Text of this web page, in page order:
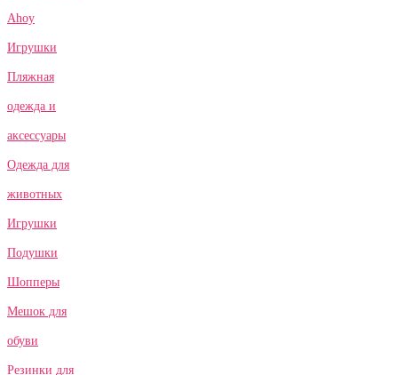
Ahoy
Игрушки
Пляжная
одежда и
аксессуары
Одежда для
животных
Игрушки
Подушки
Шопперы
Мешок для
обуви
Резинки для